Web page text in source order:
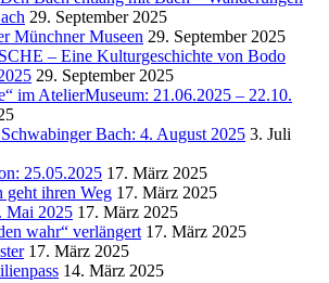
29. September 2025
Münchner Museen 29. September 2025
– Eine Kulturgeschichte von Bodo
29. September 2025
im AtelierMuseum: 21.06.2025 – 22.10.
Bach: 4. August 2025 3. Juli
25.05.2025 17. März 2025
geht ihren Weg 17. März 2025
Mai 2025 17. März 2025
wahr“ verlängert 17. März 2025
17. März 2025
14. März 2025